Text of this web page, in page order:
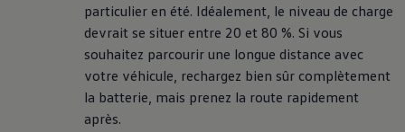
particulier en été. Idéalement, le niveau de charge
devrait se situer entre 20 et 80 %. Si vous
souhaitez parcourir une longue distance avec
votre véhicule, rechargez bien sûr complètement
la batterie, mais prenez la route rapidement
après.